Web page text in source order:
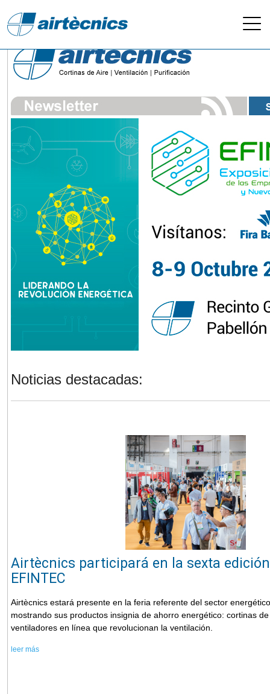
Newsletter
Noticias destacadas:
Airtècnics participará en la sexta
EFINTEC
Airtècnics estará presente en la feria referente del sector
mostrando sus productos insignia de ahorro energético: cortinas
ventiladores en línea que revolucionan la ventilación.
leer más